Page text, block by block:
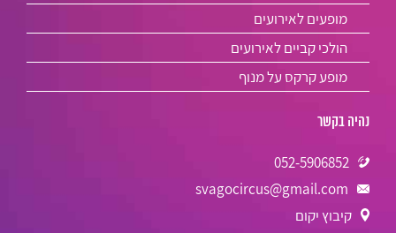
מופעים לאירועים
הולכי קביים לאירועים
מופע קרקס על מנוף
נהיה בקשר
052-5906852
svagocircus@gmail.com
קיבוץ יקום